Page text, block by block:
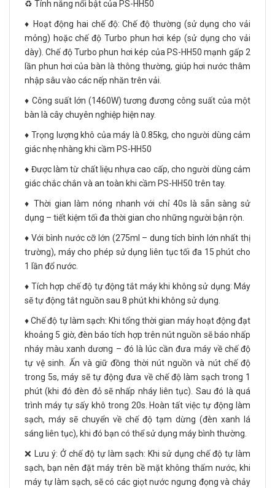
♻️ Tính năng nổi bật của PS-HH50
♦️ Hoạt động hai chế độ: Chế độ thường (sử dụng cho vải
mỏng) hoặc chế độ Turbo phun hơi kép (sử dụng cho vải
dày). Chế độ Turbo phun hơi kép của PS-HH50 mạnh gấp 2
lần phun hơi của bàn là thông thường, giúp hơi nước thâm
nhập sâu vào các nếp nhăn trên vải.
♦️ Công suất lớn (1460W) tương đương công suất của một
bàn là cây chuyên nghiệp hiện nay.
♦️ Trọng lượng khô của máy là 0.85kg, cho người dùng cảm
giác nhẹ nhàng khi cầm PS-HH50
♦️ Được làm từ chất liệu nhựa cao cấp, cho người dùng cảm
giác chắc chắn và an toàn khi cầm PS-HH50 trên tay.
♦️ Thời gian làm nóng nhanh với chỉ 40s là sẵn sàng sử
dụng – tiết kiệm tối đa thời gian cho những người bận rộn.
♦️ Với bình nước cỡ lớn (275ml – dung tích bình lớn nhất thị
trường), máy cho phép sử dụng liên tục tối đa 15 phút cho
1 lần đổ nước.
♦️ Tích hợp chế độ tự động tắt máy khi không sử dụng: Máy
sẽ tự động tắt nguồn sau 8 phút khi không sử dụng.
♦️ Chế độ tự làm sạch: Khi tổng thời gian máy hoạt động đạt
khoảng 5 giờ, đèn báo tích hợp trên nút nguồn sẽ báo nhấp
nháy màu xanh dương – đó là lúc cần đưa máy về chế độ
tự vệ sinh. Ấn và giữ đồng thời nút nguồn và nút chế độ
trong 5s, máy sẽ tự động đưa về chế độ làm sạch trong 1
phút (khi đó đèn đỏ sẽ nhấp nháy liên tục). Sau đó là quá
trình máy tự sấy khô trong 20s. Hoàn tất việc tự động làm
sạch, máy sẽ chuyển về chế độ tạm dừng (đèn xanh lá
sáng liên tục), khi đó bạn có thể sử dụng máy bình thường.
❌ Lưu ý: Ở chế độ tự làm sạch: Khi sử dụng chế độ tự làm
sạch, bạn nên đặt máy trên bề mặt không thấm nước, khi
máy tự làm sạch, sẽ có các giọt nước ngưng đọng và chảy